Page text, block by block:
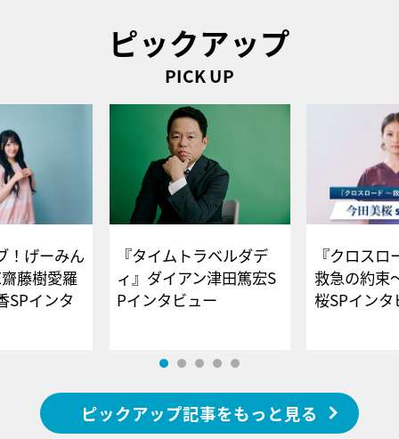
ピックアップ
PICK UP
！げーみん
藤樹愛羅
SPインタ
『タイムトラベルダデ
ィ』ダイアン津田篤宏S
Pインタビュー
『クロス
救急の約束
桜SPイ
ピックアップ記事をもっと見る